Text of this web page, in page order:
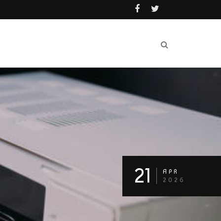
21
APR
2026